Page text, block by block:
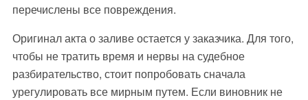
перечислены все повреждения.
Оригинал акта о заливе остается у заказчика. Для того,
чтобы не тратить время и нервы на судебное
разбирательство, стоит попробовать сначала
урегулировать все мирным путем. Если виновник не